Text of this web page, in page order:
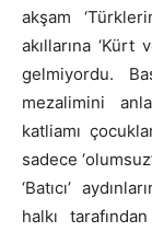
akşam
akıllarına ‘Kürt
gelmiyordu.
mezalimini
katliamı
sadece
‘Batıcı’
halkı